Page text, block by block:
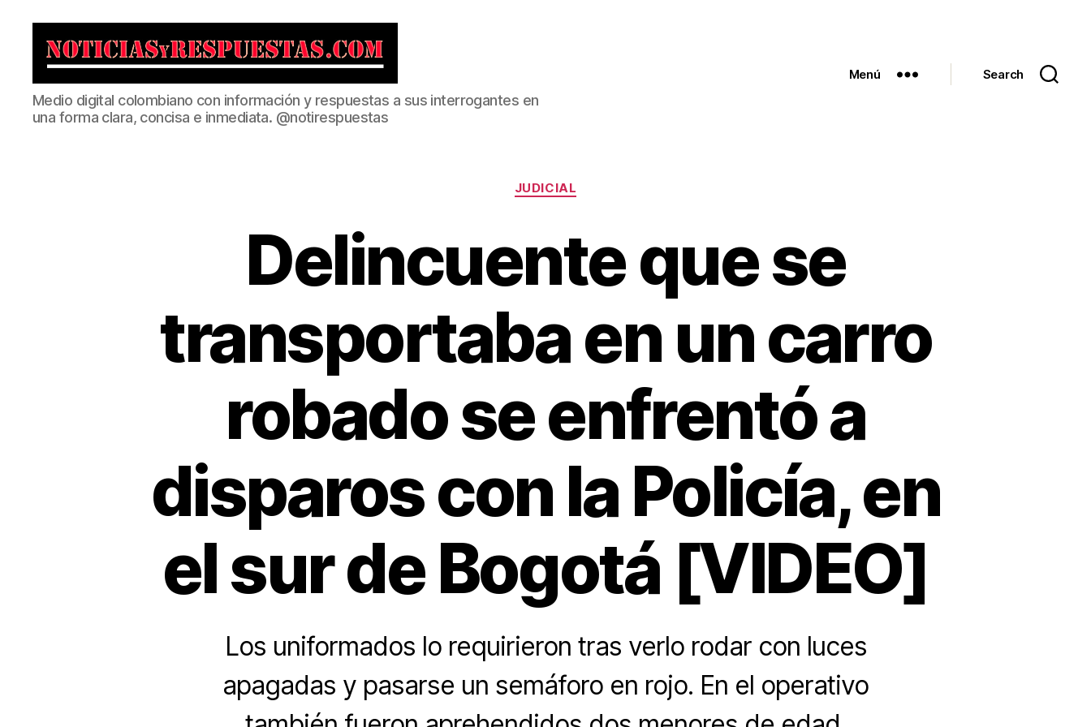
Noticias
y
Respuestas
Medio digital colombiano con información y respuestas a sus interrogantes en
una forma clara, concisa e inmediata. @notirespuestas
Menú Search
Categorías
JUDICIAL
Delincuente que se
transportaba en un carro
robado se enfrentó a
disparos con la Policía, en
el sur de Bogotá [VIDEO]
Los uniformados lo requirieron tras verlo rodar con luces
apagadas y pasarse un semáforo en rojo. En el operativo